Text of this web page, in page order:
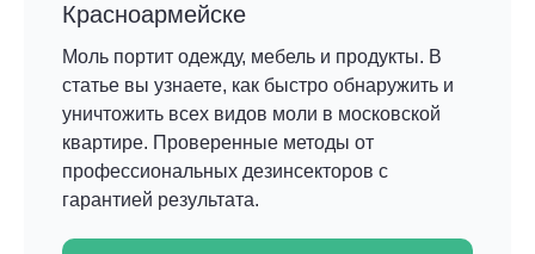
Красноармейске
Моль портит одежду, мебель и продукты. В
статье вы узнаете, как быстро обнаружить и
уничтожить всех видов моли в московской
квартире. Проверенные методы от
профессиональных дезинсекторов с
гарантией результата.